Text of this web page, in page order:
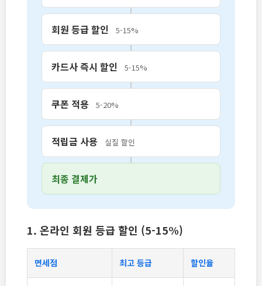
회원 등급 할인 5-15%
카드사 즉시 할인 5-15%
쿠폰 적용 5-20%
적립금 사용 실질 할인
최종 결제가
1. 온라인 회원 등급 할인 (5-15%)
면세점 최고 등급 할인율